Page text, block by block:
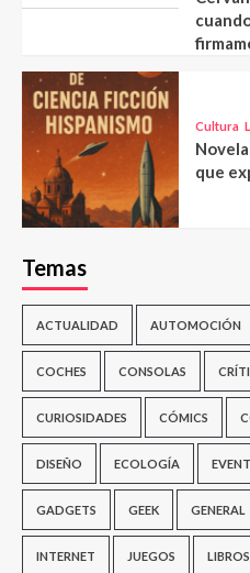
Cultura
que
Temas
ACTUALIDAD AUTOMOCIÓN
COCHES CONSOLAS
CURIOSIDADES CÓMICS
DISEÑO ECOLOGÍA
GADGETS GEEK GENERAL
INTERNET JUEGOS LIBROS